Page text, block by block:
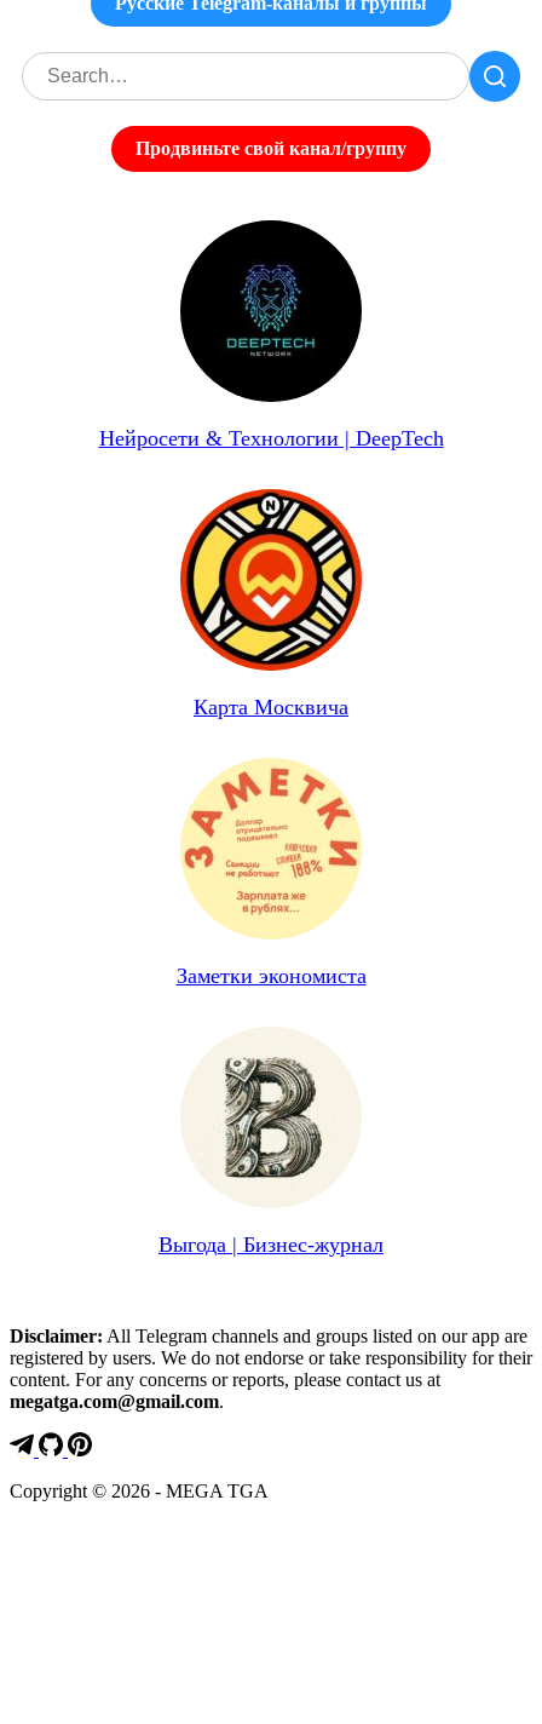
Продвиньте свой канал/группу
Нейросети & Технологии | DeepTech
Карта Москвича
Заметки экономиста
Выгода | Бизнес-журнал
Disclaimer: All Telegram channels and groups listed on our app are
registered by users. We do not endorse or take responsibility for their
content. For any concerns or reports, please contact us at
megatga.com@gmail.com.
Copyright © 2026 - MEGA TGA